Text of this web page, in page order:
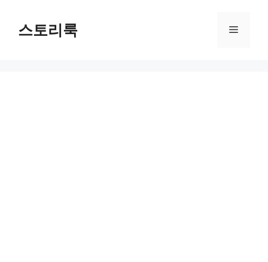
content스토리룩 Menu